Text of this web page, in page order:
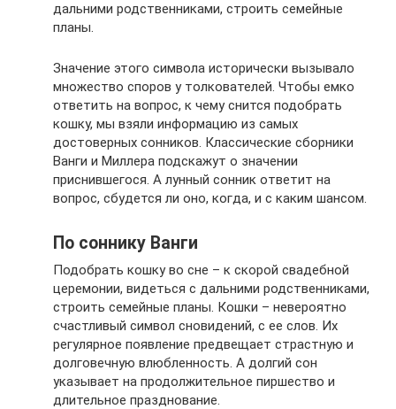
дальними родственниками, строить семейные
планы.
Значение этого символа исторически вызывало
множество споров у толкователей. Чтобы емко
ответить на вопрос, к чему снится подобрать
кошку, мы взяли информацию из самых
достоверных сонников. Классические сборники
Ванги и Миллера подскажут о значении
приснившегося. А лунный сонник ответит на
вопрос, сбудется ли оно, когда, и с каким шансом.
По соннику Ванги
Подобрать кошку во сне – к скорой свадебной
церемонии, видеться с дальними родственниками,
строить семейные планы. Кошки – невероятно
счастливый символ сновидений, с ее слов. Их
регулярное появление предвещает страстную и
долговечную влюбленность. А долгий сон
указывает на продолжительное пиршество и
длительное празднование.